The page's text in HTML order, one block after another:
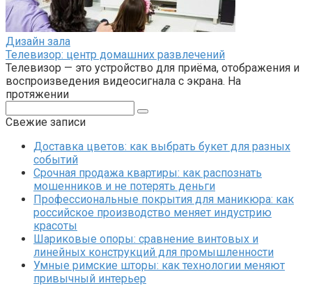
Дизайн зала
Телевизор: центр домашних развлечений
Телевизор — это устройство для приёма, отображения и
воспроизведения видеосигнала с экрана. На
протяжении
Свежие записи
Доставка цветов: как выбрать букет для разных
событий
Срочная продажа квартиры: как распознать
мошенников и не потерять деньги
Профессиональные покрытия для маникюра: как
российское производство меняет индустрию
красоты
Шариковые опоры: сравнение винтовых и
линейных конструкций для промышленности
Умные римские шторы: как технологии меняют
привычный интерьер